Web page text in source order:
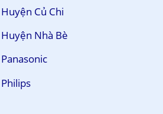
Củ Chi
Nhà Bè